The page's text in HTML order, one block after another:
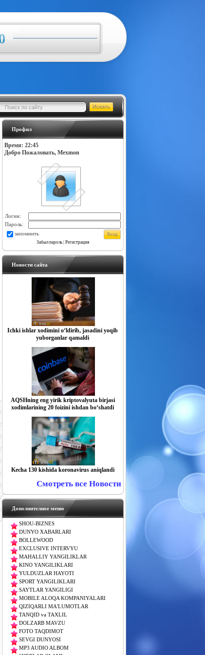
Профил
Время: 22:45
Добро Пожаловать, Mexmon
Логин:
Пароль:
запомнить
Забыл пароль| Регистрация
Новости сайта
Ichki ishlar xodimini o‘ldirib, jasadini yoqib
yuborganlar qamaldi
AQSHning eng yirik kriptovalyuta birjasi
xodimlarining 20 foizini ishdan bo‘shatdi
Kecha 130 kishida koronavirus aniqlandi
Смотреть все Новости
Дополнителное меню
SHOU-BIZNES
DUNYO XABARLARI
BOLLEWOOD
EXCLUSIVE INTERVYU
MAHALLIY YANGILIKLAR
KINO YANGILIKLARI
YULDUZLAR HAYOTI
SPORT YANGILIKLARI
SAYTLAR YANGILIGI
MOBILE ALOQA KOMPANIYALARI
QIZIQARLI MA'LUMOTLAR
TANQID va TAXLIL
DOLZARB MAVZU
FOTO TAQDIMOT
SEVGI DUNYOSI
MP3 AUDIO ALBOM